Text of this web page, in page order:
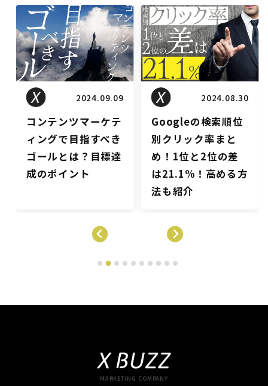
ツマーケティン
2024.09.09
ンツマーケテ
で目指すべき
とは？目標達
イント
コンテンツマーケティン
2024.08.30
Googleの検索順位
別クリック率まと
め！1位と2位の差
は21.1%！高める方
コンテンツ
グ
SEO記
を狙え
例付き
と批判
MARKETING COMPANY